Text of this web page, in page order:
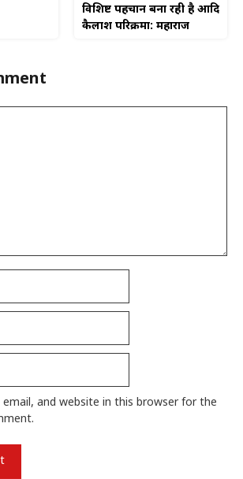
विशिष्ट पहचान बना रही है आदि
कैलाश परिक्रमा: महाराज
email, and website in this browser for the